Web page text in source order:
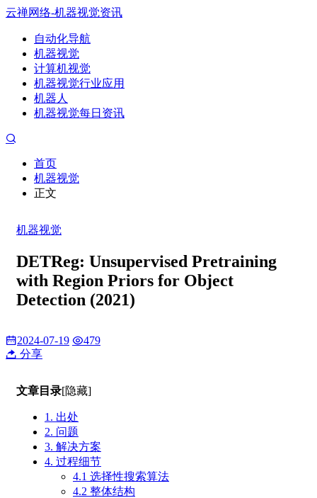
云禅网络-机器视觉资讯
自动化导航
机器视觉
计算机视觉
机器视觉行业应用
机器人
机器视觉每日资讯
首页
机器视觉
正文
机器视觉
DETReg: Unsupervised Pretraining
with Region Priors for Object
Detection (2021)
2024-07-19
479
分享
文章目录[隐藏]
1. 出处
2. 问题
3. 解决方案
4. 过程细节
4.1 选择性搜索算法
4.2 整体结构